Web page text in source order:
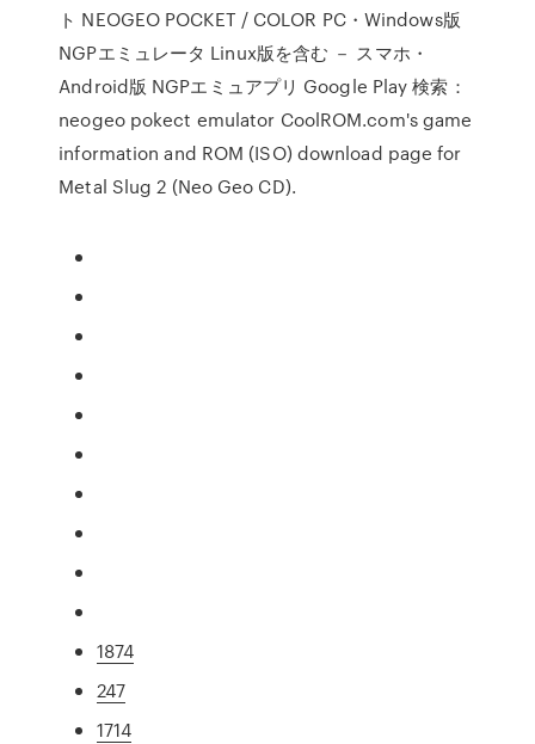
ト NEOGEO POCKET / COLOR PC・Windows版
NGPエミュレータ Linux版を含む － スマホ・
Android版 NGPエミュアプリ Google Play 検索：
neogeo pokect emulator CoolROM.com's game
information and ROM (ISO) download page for
Metal Slug 2 (Neo Geo CD).
1874
247
1714